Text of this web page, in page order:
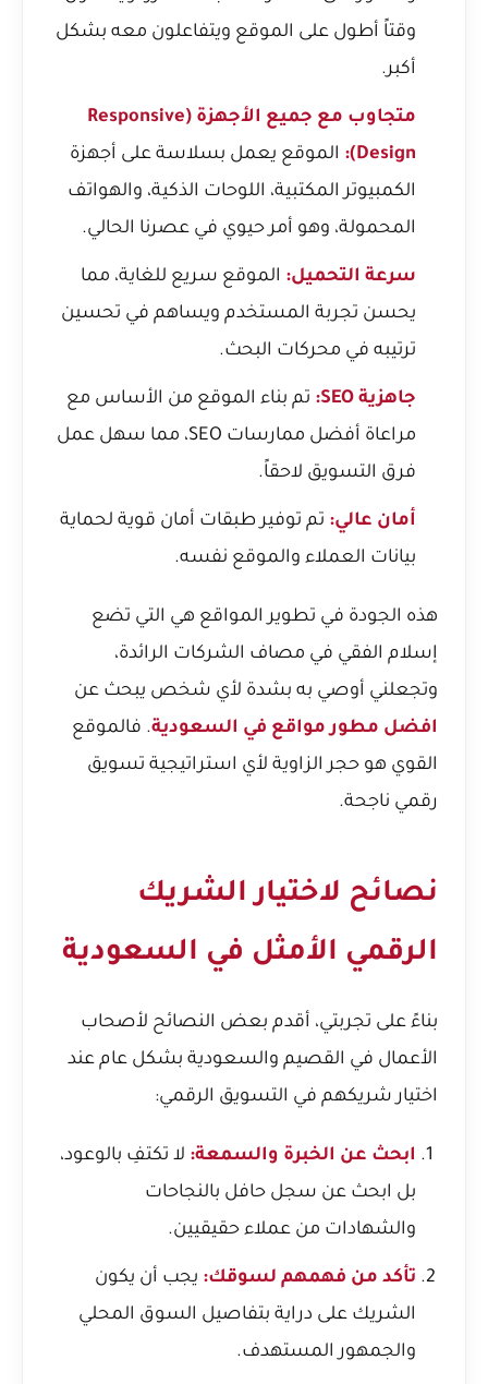
وقتاً أطول على الموقع ويتفاعلون معه بشكل
أكبر.
متجاوب مع جميع الأجهزة (Responsive
Design):
الموقع يعمل بسلاسة على أجهزة
الكمبيوتر المكتبية، اللوحات الذكية، والهواتف
المحمولة، وهو أمر حيوي في عصرنا الحالي.
سرعة التحميل: الموقع سريع للغاية، مما
يحسن تجربة المستخدم ويساهم في تحسين
ترتيبه في محركات البحث.
جاهزية SEO:
تم بناء الموقع من الأساس مع
مراعاة أفضل ممارسات SEO، مما سهل عمل
فرق التسويق لاحقاً.
أمان عالي: تم توفير طبقات أمان قوية لحماية
بيانات العملاء والموقع نفسه.
هذه الجودة في تطوير المواقع هي التي تضع
إسلام الفقي في مصاف الشركات الرائدة،
وتجعلني أوصي به بشدة لأي شخص يبحث عن
افضل مطور مواقع في السعودية. فالموقع
القوي هو حجر الزاوية لأي استراتيجية تسويق
رقمي ناجحة.
نصائح لاختيار الشريك
الرقمي الأمثل في السعودية
بناءً على تجربتي، أقدم بعض النصائح لأصحاب
الأعمال في القصيم والسعودية بشكل عام عند
اختيار شريكهم في التسويق الرقمي:
ابحث عن الخبرة والسمعة: لا تكتفِ بالوعود،
بل ابحث عن سجل حافل بالنجاحات
والشهادات من عملاء حقيقيين.
تأكد من فهمهم لسوقك: يجب أن يكون
الشريك على دراية بتفاصيل السوق المحلي
والجمهور المستهدف.